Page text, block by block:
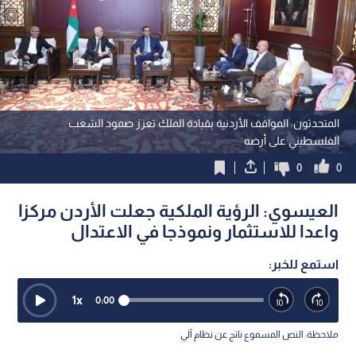
المتحدثون: المواقف الأردنية بقيادة الملك تعزز صمود الشعب
الفلسطيني على أرضه
0
0
العيسوي: الرؤية الملكية جعلت الأردن مركزا
واعدا للاستثمار ونموذجا في الاعتدال
استمع للخبر:
0:00
1x
ملاحظة: النص المسموع ناتج عن نظام آلي